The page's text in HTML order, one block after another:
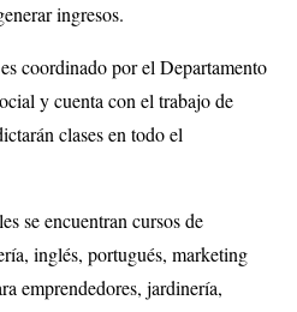
ingresos.
coordinado por el Departamento
y cuenta con el trabajo de
clases en todo el
se encuentran cursos de
inglés, portugués, marketing
emprendedores, jardinería,